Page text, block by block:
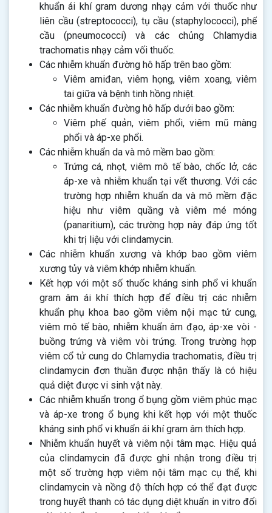
khuẩn ái khí gram dương nhạy cảm với thuốc như
liên cầu (streptococci), tụ cầu (staphylococci), phế
cầu (pneumococci) và các chủng Chlamydia
trachomatis nhạy cảm vối thuốc.
Các nhiễm khuẩn đường hô hấp trên bao gồm:
Viêm amiđan, viêm họng, viêm xoang, viêm
tai giữa và bệnh tinh hồng nhiệt.
Các nhiễm khuẩn đường hô hấp dưới bao gồm:
Viêm phế quản, viêm phổi, viêm mũ màng
phổi và áp-xe phổi.
Các nhiễm khuẩn da và mô mềm bao gồm:
Trứng cá, nhọt, viêm mô tế bào, chốc lở, các
áp-xe và nhiễm khuẩn tại vết thương. Với các
trường hợp nhiễm khuẩn da và mô mềm đặc
hiệu như viêm quầng và viêm mé móng
(panaritium), các trường hợp này đáp ứng tốt
khi trị liệu với clindamycin.
Các nhiễm khuẩn xương và khớp bao gồm viêm
xương tủy và viêm khớp nhiễm khuẩn.
Kết hợp với một số thuốc kháng sinh phổ vi khuẩn
gram âm ái khí thích hợp để điều trị các nhiễm
khuẩn phụ khoa bao gồm viêm nội mạc tử cung,
viêm mô tế bào, nhiễm khuẩn âm đạo, áp-xe vòi -
buồng trứng và viêm vòi trứng. Trong trường hợp
viêm cổ tử cung do Chlamydia trachomatis, điều trị
clindamycin đơn thuần được nhận thấy là có hiệu
quả diệt được vi sinh vật này.
Các nhiễm khuẩn trong ổ bụng gồm viêm phúc mạc
và áp-xe trong ổ bụng khi kết hợp với một thuốc
kháng sinh phổ vi khuẩn ái khí gram âm thích hợp.
Nhiễm khuẩn huyết và viêm nội tâm mạc. Hiệu quả
của clindamycin đã được ghi nhận trong điều trị
một số trường hợp viêm nội tâm mạc cụ thể, khi
clindamycin và nồng độ thích hợp có thể đạt được
trong huyết thanh có tác dụng diệt khuẩn in vitro đối